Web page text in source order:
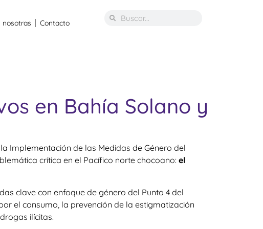
nosotras Contacto
en Bahía Solano y
Implementación de las Medidas de Género del
crítica en el Pacífico norte chocoano: el
clave con enfoque de género del Punto 4 del
el consumo, la prevención de la estigmatización
ilícitas.